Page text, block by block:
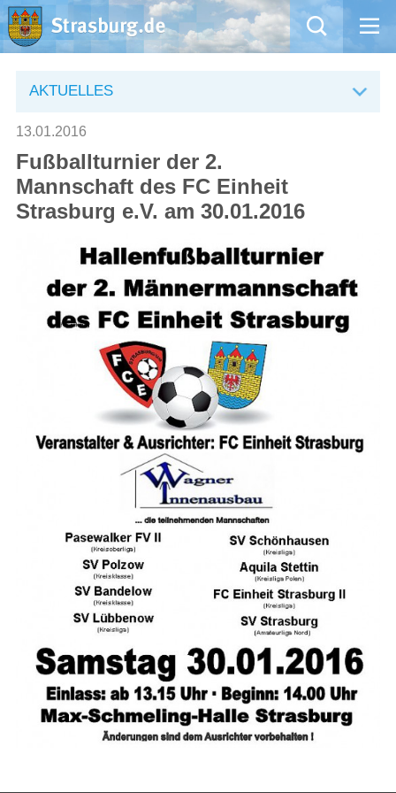
Aktuelles
Rathaus
Natur – Kultur – Tourismus
Wirtschaft
Willkommen in Strasburg (Uckermark)
Strasburger Ehrenamtspreis „SBG“
Welcome to Strasburg (Uckermark)
Ласкаво просимо до Штрасбурга (Уккермарк)
مرحبًا بكم في شتراسبورغ (أوكرمارك)
Bine ați venit în Strasburg (Uckermark)
Online-Bewerbungen
Sprache/Language
AKTUELLES
13.01.2016
Fußballturnier der 2.
Mannschaft des FC Einheit
Strasburg e.V. am 30.01.2016